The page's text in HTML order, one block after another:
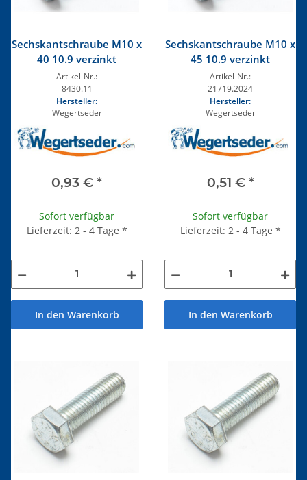
Sechskantschraube M10 x
40 10.9 verzinkt
Artikel-Nr.:
8430.11
Hersteller:
Wegertseder
0,93 € *
Sofort verfügbar
Lieferzeit: 2 - 4 Tage *
In den Warenkorb
Sechskantschraube M10 x
45 10.9 verzinkt
Artikel-Nr.:
21719.2024
Hersteller:
Wegertseder
0,51 € *
Sofort verfügbar
Lieferzeit: 2 - 4 Tage *
In den Warenkorb